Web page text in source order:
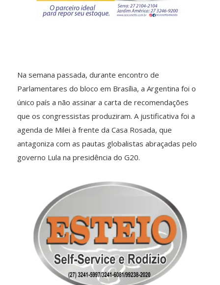
Na semana passada, durante encontro de
Parlamentares do bloco em Brasília, a Argentina foi o
único país a não assinar a carta de recomendações
que os congressistas produziram. A justificativa foi a
agenda de Milei à frente da Casa Rosada, que
antagoniza com as pautas globalistas abraçadas pelo
governo Lula na presidência do G20.